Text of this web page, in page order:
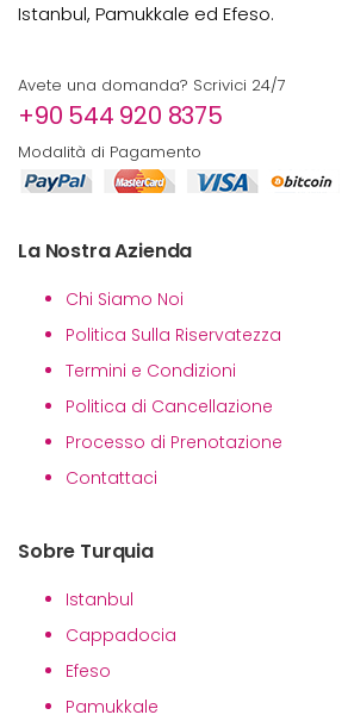
Istanbul, Pamukkale ed Efeso.
Avete una domanda? Scrivici 24/7
+90 544 920 8375
Modalità di Pagamento
La Nostra Azienda
Chi Siamo Noi
Politica Sulla Riservatezza
Termini e Condizioni
Politica di Cancellazione
Processo di Prenotazione
Contattaci
Sobre Turquia
Istanbul
Cappadocia
Efeso
Pamukkale